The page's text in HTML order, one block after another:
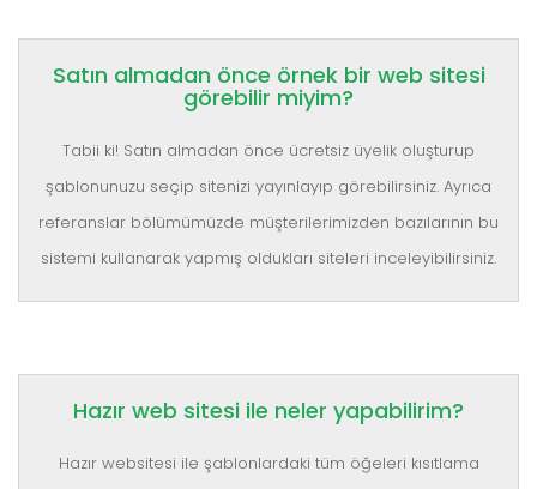
Satın almadan önce örnek bir web sitesi
görebilir miyim?
Tabii ki! Satın almadan önce ücretsiz üyelik oluşturup
şablonunuzu seçip sitenizi yayınlayıp görebilirsiniz. Ayrıca
referanslar bölümümüzde müşterilerimizden bazılarının bu
sistemi kullanarak yapmış oldukları siteleri inceleyibilirsiniz.
Hazır web sitesi ile neler yapabilirim?
Hazır websitesi ile şablonlardaki tüm öğeleri kısıtlama